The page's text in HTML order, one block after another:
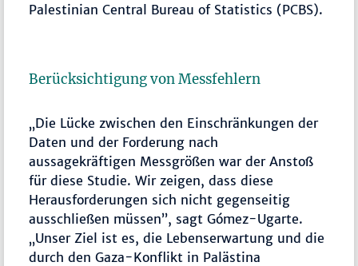
Palestinian Central Bureau of Statistics (PCBS).
Berücksichtigung von Messfehlern
„Die Lücke zwischen den Einschränkungen der
Daten und der Forderung nach
aussagekräftigen Messgrößen war der Anstoß
für diese Studie. Wir zeigen, dass diese
Herausforderungen sich nicht gegenseitig
ausschließen müssen”, sagt Gómez-Ugarte.
„Unser Ziel ist es, die Lebenserwartung und die
durch den Gaza-Konflikt in Palästina